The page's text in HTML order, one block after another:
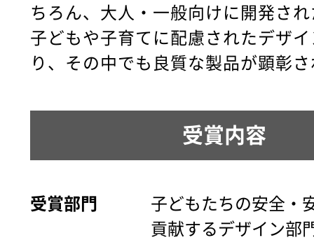
ちろん、大人・一般向けに開発さ
子どもや子育てに配慮されたデザ
り、その中でも良質な製品が顕彰
受賞内容
受賞部門
子どもたちの安全・
貢献するデザイン部